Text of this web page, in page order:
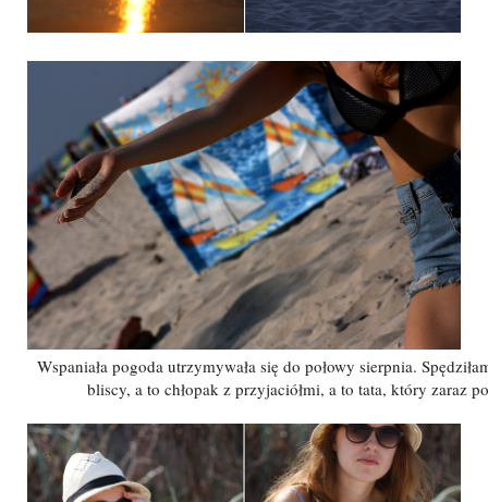
Wspaniała pogoda utrzymywała się do połowy sierpnia.
bliscy, a to chłopak z przyjaciółmi, a to tata, który zaraz